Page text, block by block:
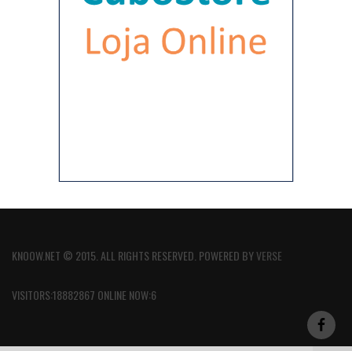
KNOOW.NET © 2015. ALL RIGHTS RESERVED. POWERED BYVERSE
VISITORS:18882867 ONLINE NOW:6